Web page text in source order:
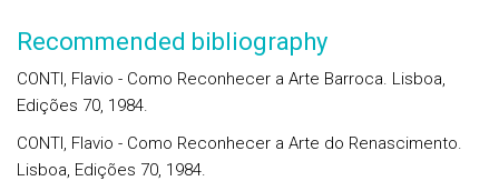
Recommended bibliography
CONTI, Flavio - Como Reconhecer a Arte Barroca. Lisboa,
Edições 70, 1984.
CONTI, Flavio - Como Reconhecer a Arte do Renascimento.
Lisboa, Edições 70, 1984.